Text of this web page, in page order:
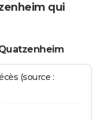
qui
(source :